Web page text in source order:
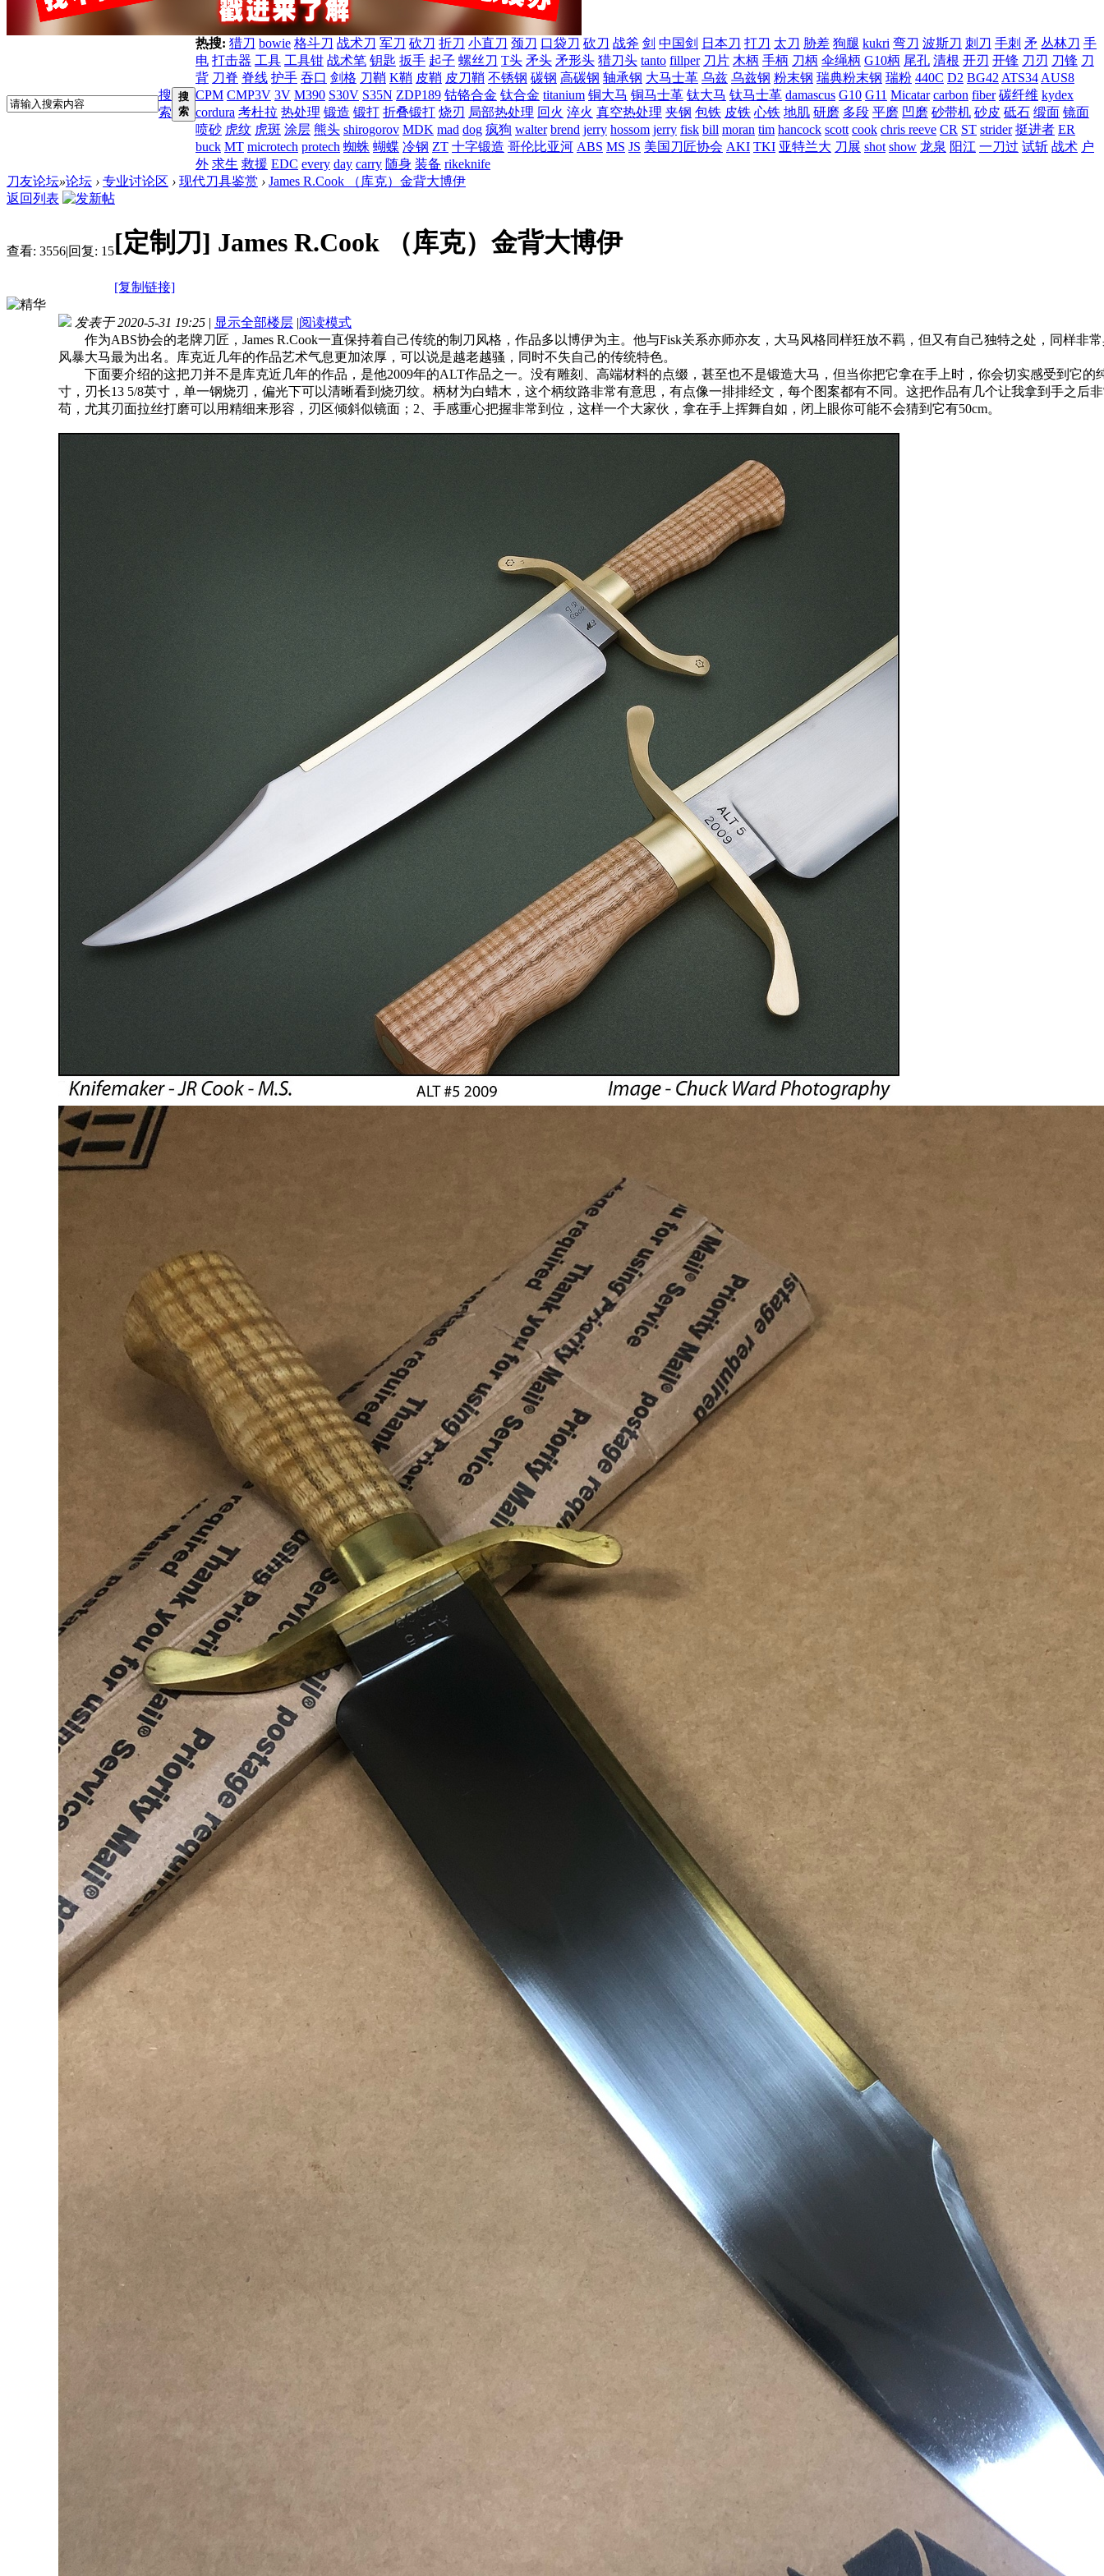
搜
索
搜
索
热搜: 猎刀 bowie 格斗刀 战术刀 军刀 砍刀 折刀 小直刀 颈刀 口袋刀 砍刀 战斧 剑 中国剑 日本刀 打刀 太刀 胁差 狗腿 kukri 弯刀 波斯刀 刺刀 手刺 矛 丛林刀 手
电 打击器 工具 工具钳 战术笔 钥匙 扳手 起子 螺丝刀 T头 矛头 矛形头 猎刀头 tanto fillper 刀片 木柄 手柄 刀柄 伞绳柄 G10柄 尾孔 清根 开刃 开锋 刀刃 刀锋 刀
背 刀脊 脊线 护手 吞口 剑格 刀鞘 K鞘 皮鞘 皮刀鞘 不锈钢 碳钢 高碳钢 轴承钢 大马士革 乌兹 乌兹钢 粉末钢 瑞典粉末钢 瑞粉 440C D2 BG42 ATS34 AUS8
CPM CMP3V 3V M390 S30V S35N ZDP189 钴铬合金 钛合金 titanium 铜大马 铜马士革 钛大马 钛马士革 damascus G10 G11 Micatar carbon fiber 碳纤维 kydex
cordura 考杜拉 热处理 锻造 锻打 折叠锻打 烧刃 局部热处理 回火 淬火 真空热处理 夹钢 包铁 皮铁 心铁 地肌 研磨 多段 平磨 凹磨 砂带机 砂皮 砥石 缎面 镜面
喷砂 虎纹 虎斑 涂层 熊头 shirogorov MDK mad dog 疯狗 walter brend jerry hossom jerry fisk bill moran tim hancock scott cook chris reeve CR ST strider 挺进者 ER
buck MT microtech protech 蜘蛛 蝴蝶 冷钢 ZT 十字锻造 哥伦比亚河 ABS MS JS 美国刀匠协会 AKI TKI 亚特兰大 刀展 shot show 龙泉 阳江 一刀过 试斩 战术 户
外 求生 救援 EDC every day carry 随身 装备 rikeknife
刀友论坛»论坛 › 专业讨论区 › 现代刀具鉴赏 › James R.Cook （库克）金背大博伊
返回列表
查看: 3556|回复: 15[定制刀] James R.Cook （库克）金背大博伊
[复制链接]
发表于 2020-5-31 19:25 | 显示全部楼层 |阅读模式
作为ABS协会的老牌刀匠，James R.Cook一直保持着自己传统的制刀风格，作品多以博伊为主。他与Fisk关系亦师亦友，大马风格同样狂放不羁，但又有自己独特之处，同样非
风暴大马最为出名。库克近几年的作品艺术气息更加浓厚，可以说是越老越骚 ，同时不失自己的传统特色。
下面要介绍的这把刀并不是库克近几年的作品，是他2009年的ALT作品之一。没有雕刻、高端材料的点缀，甚至也不是锻造大马，但当你把它拿在手上时，你会切实感受到它的
寸，刃长13 5/8英寸，单一钢烧刃，偏光下可以清晰看到烧刃纹。柄材为白蜡木，这个柄纹路非常有意思，有点像一排排经文，每个图案都有不同。这把作品有几个让我拿到手之后
苟，尤其刃面拉丝打磨可以用精细来形容，刃区倾斜似镜面；2、手感重心把握非常到位，这样一个大家伙，拿在手上挥舞自如，闭上眼你可能不会猜到它有50cm。